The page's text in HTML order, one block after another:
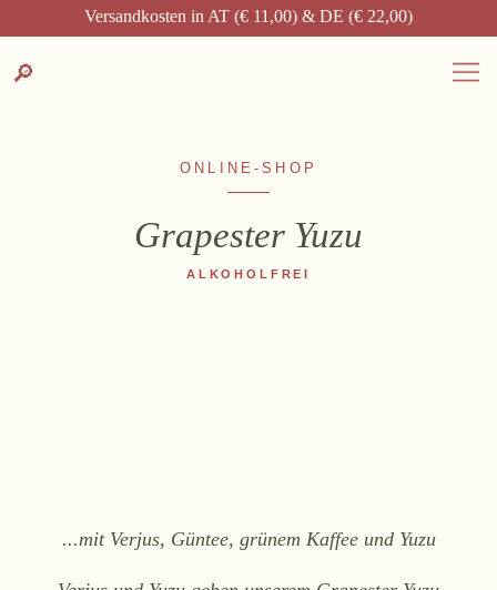
Inhalt
Kontakt-
🔎
WEINGUT
Sekt
Versandkosten in AT (€ 11,00) & DE (€ 22,00)
ONLINE-SHOP
Grapester Yuzu
ALKOHOLFREI
...mit Verjus, Güntee, grünem Kaffee und Yuzu